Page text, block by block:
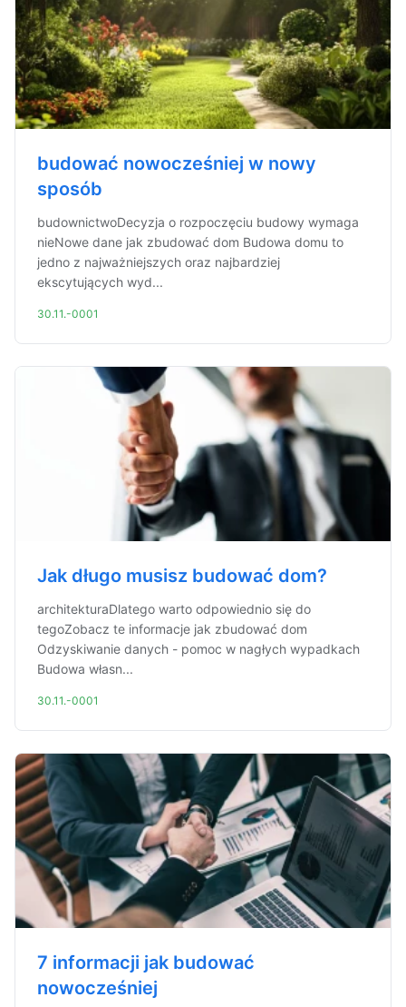
budować nowocześniej w nowy
sposób
budownictwoDecyzja o rozpoczęciu budowy wymaga
nieNowe dane jak zbudować dom Budowa domu to
jedno z najważniejszych oraz najbardziej
ekscytujących wyd...
30.11.-0001
Jak długo musisz budować dom?
architekturaDlatego warto odpowiednio się do
tegoZobacz te informacje jak zbudować dom
Odzyskiwanie danych - pomoc w nagłych wypadkach
Budowa własn...
30.11.-0001
7 informacji jak budować
nowocześniej